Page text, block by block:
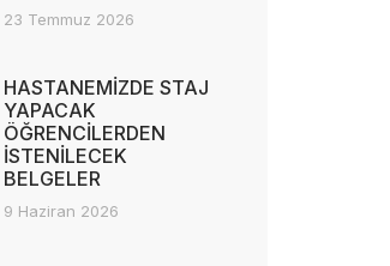
23 Temmuz 2026
HASTANEMİZDE STAJ
YAPACAK
ÖĞRENCİLERDEN
İSTENİLECEK
BELGELER
9 Haziran 2026